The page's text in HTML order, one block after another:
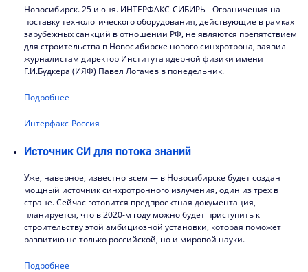
Новосибирск. 25 июня. ИНТЕРФАКС-СИБИРЬ - Ограничения на
поставку технологического оборудования, действующие в рамках
зарубежных санкций в отношении РФ, не являются препятствием
для строительства в Новосибирске нового синхротрона, заявил
журналистам директор Института ядерной физики имени
Г.И.Будкера (ИЯФ) Павел Логачев в понедельник.
Подробнее
Интерфакс-Россия
Источник СИ для потока знаний
Уже, наверное, известно всем — в Новосибирске будет создан
мощный источник синхротронного излучения, один из трех в
стране. Сейчас готовится предпроектная документация,
планируется, что в 2020-м году можно будет приступить к
строительству этой амбициозной установки, которая поможет
развитию не только российской, но и мировой науки.
Подробнее